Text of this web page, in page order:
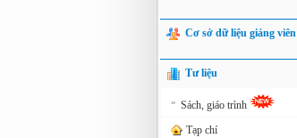
Cơ sở dữ liệu giảng viên
Tư liệu
» Sách, giáo trình
Tạp chí